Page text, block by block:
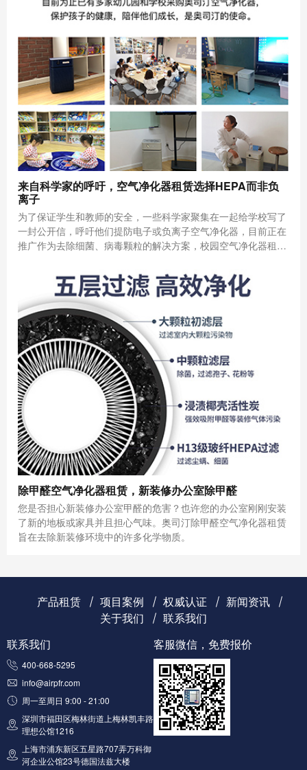
来自科学家的呼吁，空气净化器租赁选择HEPA而非负
离子
为了保证学生和教师的安全，一些科学家聚集在一起给学校写了
一封公开信，呼吁他们提防电子或负离子空气净化器，目前正在
推广作为去除细菌、病毒颗粒的解决方案，校园空气净化器租赁
除甲醛空气净化器租赁，新装修办公室除甲醛
您是否担心新装修办公室甲醛的危害？也许您的办公室刚刚安装
了新的地板或家具并且担心气味。奥司汀除甲醛空气净化器租赁​
旨在去除新装修环境中的许多化学物质。
产品租赁 项目案例 权威认证
新闻资讯
关于我们
联系我们
联系我们
400-668-5295
info@airpfr.com
周一至周日 9:00 - 21:00
深圳市福田区梅林街道上梅林凯丰路
理想公馆1216
上海市浦东新区五星路707弄万科御
河企业公馆23号德国法兹大楼
客服微信，免费报价